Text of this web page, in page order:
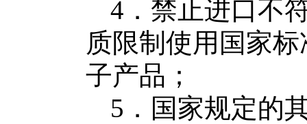
4 ．禁止进口不
质限制使用国家
子产品 ；
5 ．国家规定的